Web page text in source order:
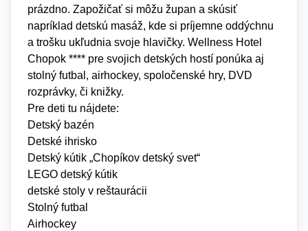
prázdno. Zapožičať si môžu župan a skúsiť
napríklad detskú masáž, kde si príjemne oddýchnu
a trošku ukľudnia svoje hlavičky. Wellness Hotel
Chopok **** pre svojich detských hostí ponúka aj
stolný futbal, airhockey, spoločenské hry, DVD
rozprávky, či knižky.
Pre deti tu nájdete:
Detský bazén
Detské ihrisko
Detský kútik „Chopíkov detský svet“
LEGO detský kútik
detské stoly v reštaurácii
Stolný futbal
Airhockey